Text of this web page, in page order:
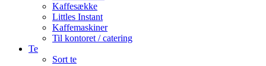
Kaffesække
Littles Instant
Kaffemaskiner
Til kontoret / catering
Te
Sort te